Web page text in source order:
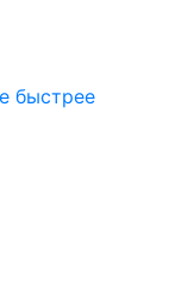
быстрее